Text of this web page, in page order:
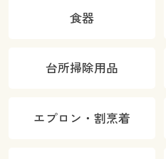
食器
台所掃除用品
エプロン・割烹着